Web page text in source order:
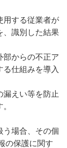
用する従業者が
、識別した結果
部からの不正ア
る仕組みを導入
えい等を防止
う場合、その個
の保護に関す